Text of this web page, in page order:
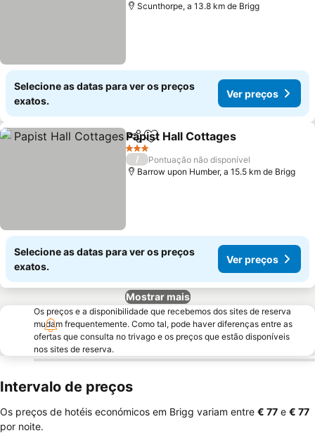
Scunthorpe, a 13.8 km de Brigg
Selecione as datas para ver os preços
exatos.
Ver preços
PartilharAdicionar aos favoritos
Papist Hall Cottages
3 Estrelas
/
Pontuação não disponível
Barrow upon Humber, a 15.5 km de Brigg
Selecione as datas para ver os preços
exatos.
Ver preços
Mostrar mais
Os preços e a disponibilidade que recebemos dos sites de reserva
mudam frequentemente. Como tal, pode haver diferenças entre as
ofertas que consulta no trivago e os preços que estão disponíveis
nos sites de reserva.
Intervalo de preços
Os preços de hotéis económicos em Brigg variam entre ‎€ 77 e ‎€ 77
por noite.